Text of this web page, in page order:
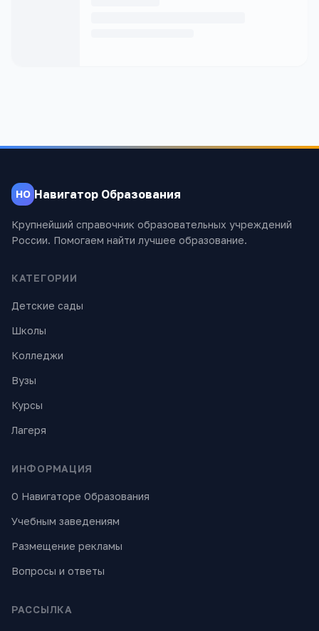
НО Навигатор Образования
Крупнейший справочник образовательных учреждений
России. Помогаем найти лучшее образование.
КАТЕГОРИИ
Детские сады
Школы
Колледжи
Вузы
Курсы
Лагеря
ИНФОРМАЦИЯ
О Навигаторе Образования
Учебным заведениям
Размещение рекламы
Вопросы и ответы
РАССЫЛКА